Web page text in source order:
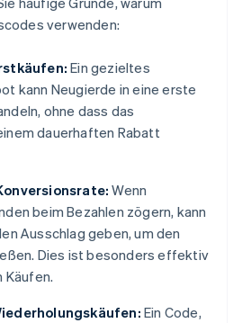
verwenden:
Ein gezieltes
kann Neugierde in eine erste
ohne dass das
dauerhaften Rabatt
Wenn
beim Bezahlen zögern, kann
Ausschlag geben, um den
Dies ist besonders effektiv
Käufen.
Ein Code,